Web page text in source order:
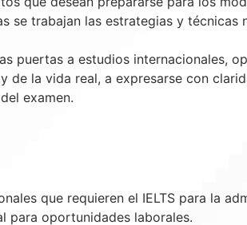
se trabajan las estrategias y técnicas
puertas a estudios
de la vida real, a expresarse con
examen.
que requieren el IELTS para la
para oportunidades laborales.